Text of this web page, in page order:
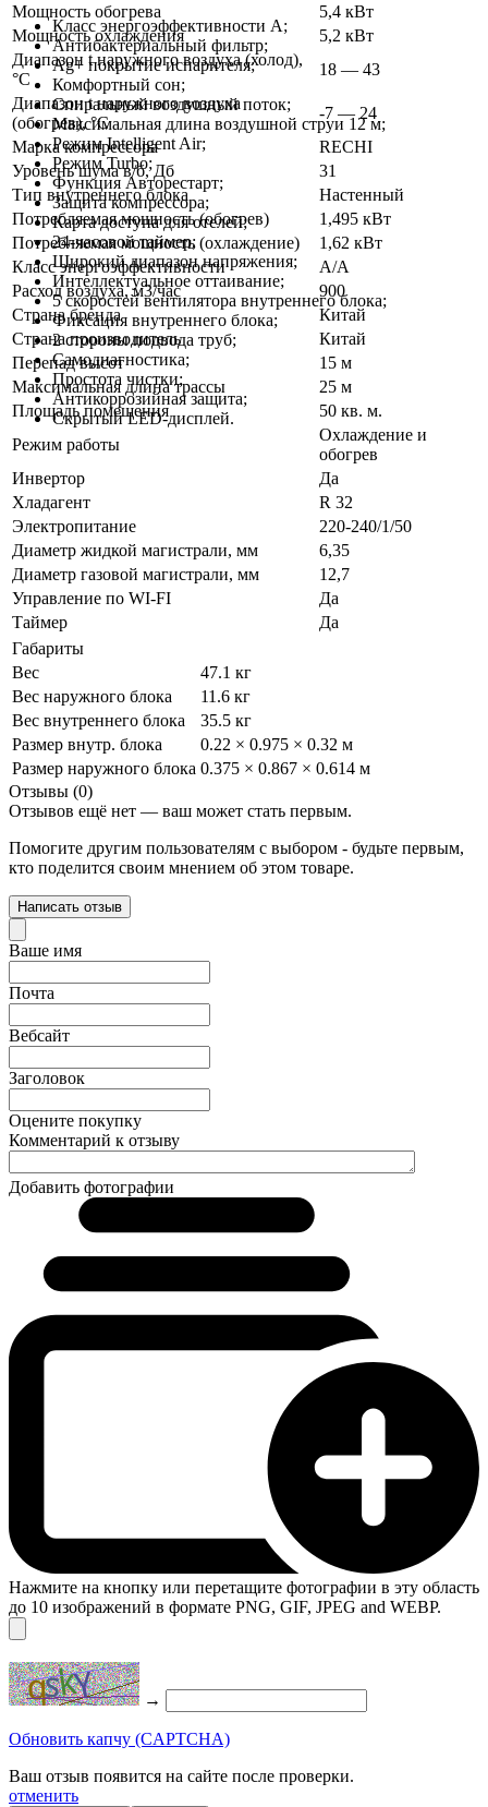
Класс энергоэффективности A;
Антибактериальный фильтр;
Ag+ покрытие испарителя;
Комфортный сон;
Спиральный воздушный поток;
Максимальная длина воздушной струи 12 м;
Режим Intelligent Air;
Режим Turbo;
Функция Авторестарт;
Защита компрессора;
Карта доступа для отелей;
24-часовой таймер;
Широкий диапазон напряжения;
Интеллектуальное оттаивание;
5 скоростей вентилятора внутреннего блока;
Фиксация внутреннего блока;
2 стороны подвода труб;
Самодиагностика;
Простота чистки;
Антикоррозийная защита;
Скрытый LED-дисплей.
Мощность обогрева
5,4 кВт
Мощность охлаждения
5,2 кВт
Диапазон t наружного воздуха (холод),
°C
18 — 43
Диапазон t наружного воздуха
(обогрев), °C
-7 — 24
Марка компрессора
RECHI
Уровень шума в/б, Дб
31
Тип внутреннего блока
Настенный
Потребляемая мощность (обогрев)
1,495 кВт
Потребляемая мощность (охлаждение)
1,62 кВт
Класс энергоэффективности
A/A
Расход воздуха, м3/час
900
Страна бренда
Китай
Страна производитель
Китай
Перепад высот
15 м
Максимальная длина трассы
25 м
Площадь помещения
50 кв. м.
Режим работы
Охлаждение и
обогрев
Инвертор
Да
Хладагент
R 32
Электропитание
220-240/1/50
Диаметр жидкой магистрали, мм
6,35
Диаметр газовой магистрали, мм
12,7
Управление по WI-FI
Да
Таймер
Да
Габариты
Вес
47.1 кг
Вес наружного блока
11.6 кг
Вес внутреннего блока
35.5 кг
Размер внутр. блока
0.22 × 0.975 × 0.32 м
Размер наружного блока 0.375 × 0.867 × 0.614 м
Отзывы (0)
Отзывов ещё нет — ваш может стать первым.
Помогите другим пользователям с выбором - будьте первым,
кто поделится своим мнением об этом товаре.
Написать отзыв
Ваше имя
Почта
Вебсайт
Заголовок
Оцените покупку
Комментарий к отзыву
Добавить фотографии
Нажмите на кнопку или перетащите фотографии в эту область
до 10 изображений в формате PNG, GIF, JPEG and WEBP.
→
Обновить капчу (CAPTCHA)
Ваш отзыв появится на сайте после проверки.
отменить